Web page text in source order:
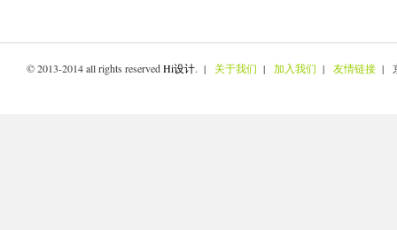
© 2013-2014 all rights reservedHi设计. | 关于我们 | 加入我们 | 友情链接 |